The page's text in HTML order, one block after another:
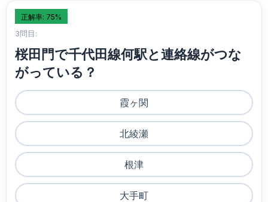
正解率: 75%
3問目:
桜田門で千代田線何駅と連絡線がつな
がっている？
霞ヶ関
北綾瀬
根津
大手町